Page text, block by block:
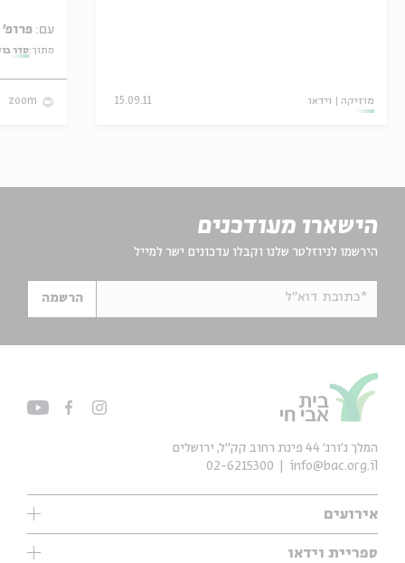
מוזיקה וידאו 15.09.11
עם: פרופ' אביגדור שנאן
מתוך:סדר
zoom
הישארו מעודכנים
הירשמו לניוזלטר שלנו וקבלו עדכונים ישר למייל
*כתובת דוא"ל הרשמה
אירועים
עיון
ספריית וידאו
המלך ג'ורג' 44 פינת רחוב קק״ל, ירושלים
info@bac.org.il
02-6215300